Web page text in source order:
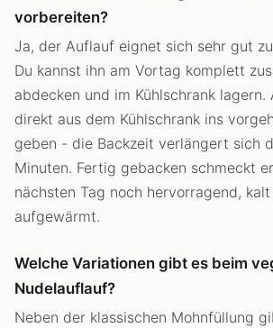
vorbereiten?
Ja, der Auflauf eignet sich sehr gut
Du kannst ihn am Vortag komplett
abdecken und im Kühlschrank lagern.
direkt aus dem Kühlschrank ins
geben - die Backzeit verlängert sich
Minuten. Fertig gebacken schmeckt
nächsten Tag noch hervorragend,
aufgewärmt.
Welche Variationen gibt es beim
Nudelauflauf?
Neben der klassischen Mohnfüllung